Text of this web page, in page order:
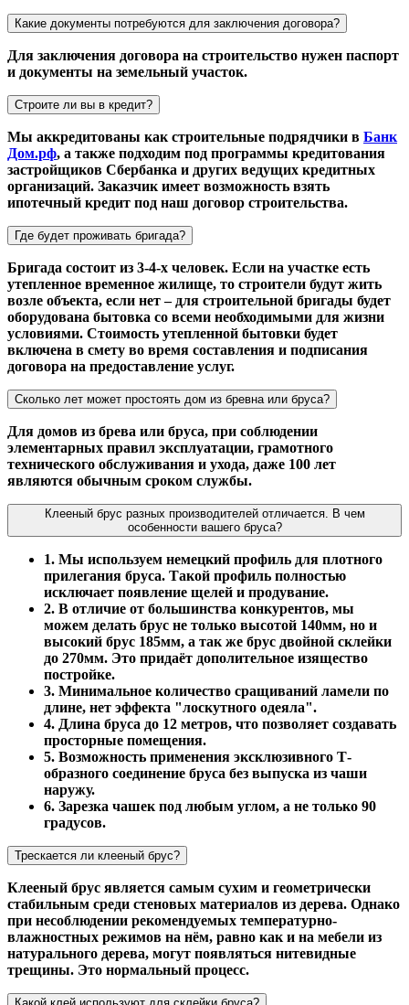
Какие документы потребуются для заключения договора?
Для заключения договора на строительство нужен паспорт
и документы на земельный участок.
Строите ли вы в кредит?
Мы аккредитованы как строительные подрядчики в Банк
Дом.рф, а также подходим под программы кредитования
застройщиков Сбербанка и других ведущих кредитных
организаций. Заказчик имеет возможность взять
ипотечный кредит под наш договор строительства.
Где будет проживать бригада?
Бригада состоит из 3-4-х человек. Если на участке есть
утепленное временное жилище, то строители будут жить
возле объекта, если нет – для строительной бригады будет
оборудована бытовка со всеми необходимыми для жизни
условиями. Стоимость утепленной бытовки будет
включена в смету во время составления и подписания
договора на предоставление услуг.
Сколько лет может простоять дом из бревна или бруса?
Для домов из брева или бруса, при соблюдении
элементарных правил эксплуатации, грамотного
технического обслуживания и ухода, даже 100 лет
являются обычным сроком службы.
Клееный брус разных производителей отличается. В чем
особенности вашего бруса?
1. Мы используем немецкий профиль для плотного
прилегания бруса. Такой профиль полностью
исключает появление щелей и продувание.
2. В отличие от большинства конкурентов, мы
можем делать брус не только высотой 140мм, но и
высокий брус 185мм, а так же брус двойной склейки
до 270мм. Это придаёт дополительное изящество
постройке.
3. Минимальное количество сращиваний ламели по
длине, нет эффекта "лоскутного одеяла".
4. Длина бруса до 12 метров, что позволяет создавать
просторные помещения.
5. Возможность применения эксклюзивного Т-
образного соединение бруса без выпуска из чаши
наружу.
6. Зарезка чашек под любым углом, а не только 90
градусов.
Трескается ли клееный брус?
Клееный брус является самым сухим и геометрически
стабильным среди стеновых материалов из дерева. Однако
при несоблюдении рекомендуемых температурно-
влажностных режимов на нём, равно как и на мебели из
натурального дерева, могут появляться нитевидные
трещины. Это нормальный процесс.